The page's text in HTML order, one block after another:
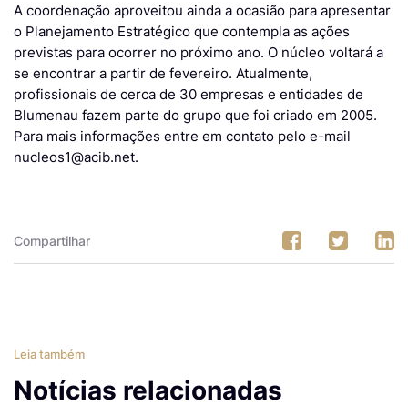
A coordenação aproveitou ainda a ocasião para apresentar
o Planejamento Estratégico que contempla as ações
previstas para ocorrer no próximo ano. O núcleo voltará a
se encontrar a partir de fevereiro. Atualmente,
profissionais de cerca de 30 empresas e entidades de
Blumenau fazem parte do grupo que foi criado em 2005.
Para mais informações entre em contato pelo e-mail
nucleos1@acib.net.
Compartilhar
Leia também
Notícias relacionadas